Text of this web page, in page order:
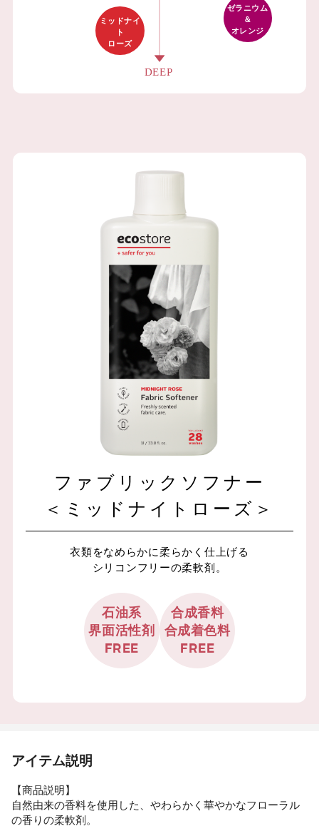
ミッドナイ
ト
ローズ
ゼラニウム
＆
オレンジ
ファブリックソフナー
＜ミッドナイトローズ＞
衣類をなめらかに柔らかく仕上げる
シリコンフリーの柔軟剤。
石油系
界面活性剤
FREE
合成香料
合成着色料
FREE
アイテム説明
【商品説明】
自然由来の香料を使用した、やわらかく華やかなフローラル
の香りの柔軟剤。